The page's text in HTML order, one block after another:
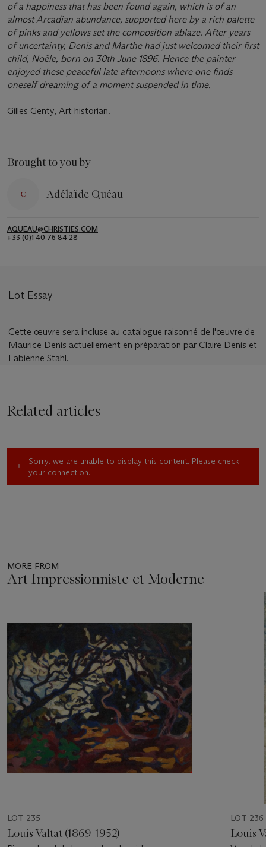
of a happiness that has been found again, which is of an
almost Arcadian abundance, supported here by a rich palette
of pinks and yellows set the composition ablaze. After years
of uncertainty, Denis and Marthe had just welcomed their first
child, Noële, born on 30th June 1896. Hence the painter
enjoyed these peaceful late afternoons where one finds
oneself dreaming of a moment suspended in time.
Gilles Genty, Art historian.
Brought to you by
Adélaïde Quéau
AQUEAU@CHRISTIES.COM
+33 (0)1 40 76 84 28
Lot Essay
Cette œuvre sera incluse au catalogue raisonné de l'œuvre de
Maurice Denis actuellement en préparation par Claire Denis et
Fabienne Stahl.
Related articles
Sorry, we are unable to display this content. Please check
your connection.
MORE FROM
Art Impressionniste et Moderne
LOT 235
Louis Valtat (1869-1952)
LOT 236
Louis